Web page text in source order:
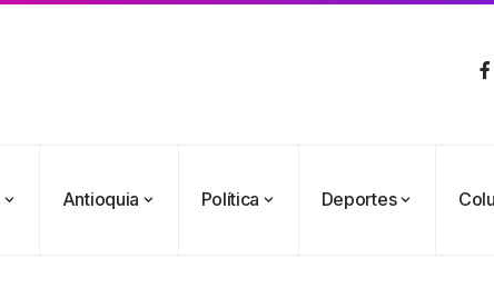
Antioquia Política Deportes